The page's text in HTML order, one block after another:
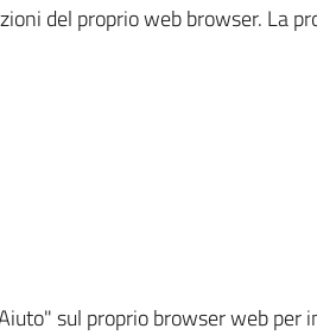
del proprio web browser. La
sul proprio browser web per